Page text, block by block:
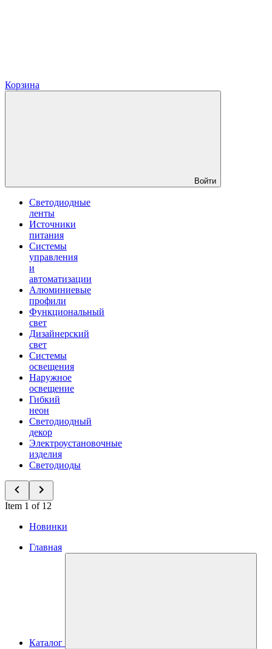
Корзина
Войти
Светодиодные
ленты
Источники
питания
Системы
управления
и
автоматизации
Алюминиевые
профили
Функциональный
свет
Дизайнерский
свет
Системы
освещения
Наружное
освещение
Гибкий
неон
Светодиодный
декор
Электроустановочные
изделия
Светодиоды
Item 1 of 12
Новинки
Главная
Каталог